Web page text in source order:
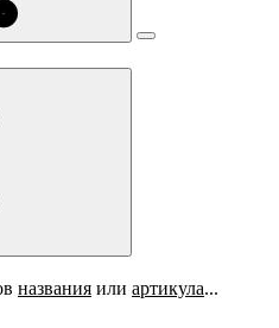
названия или артикула...